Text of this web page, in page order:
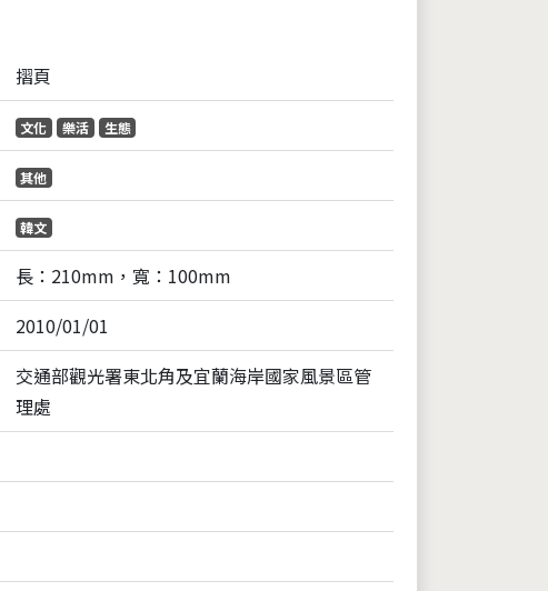
摺頁
文化 樂活 生態
其他
韓文
長：210mm，寬：100mm
2010/01/01
交通部觀光署東北角及宜蘭海岸國家風景區管
理處